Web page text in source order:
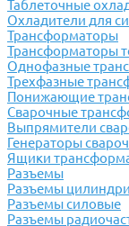
Таблеточные
Охладители для
Трансформаторы
Трансформаторы
Однофазные
Трехфазные
Понижающие
Сварочные
Выпрямители
Генераторы
Ящики
Разъемы
Разъемы
Разъемы силовые
Разъемы